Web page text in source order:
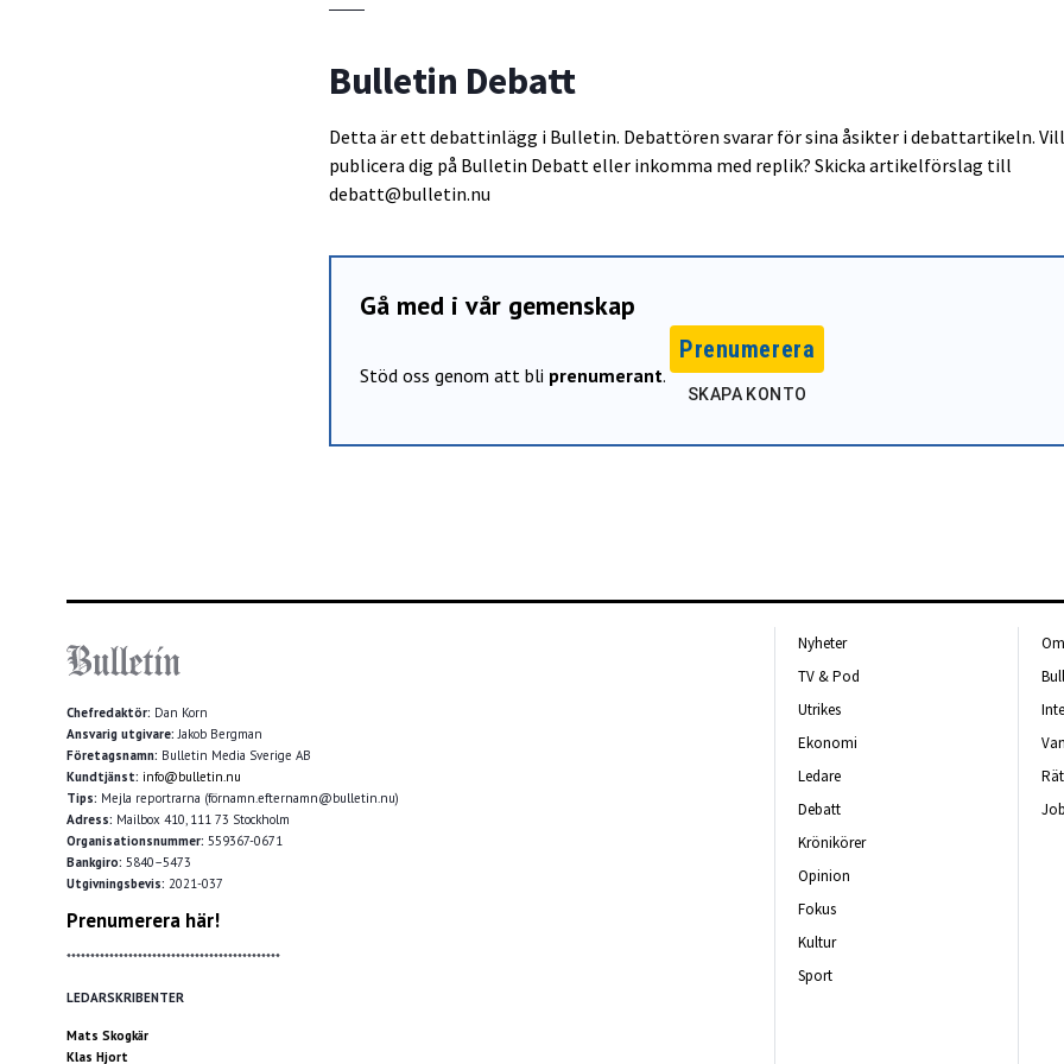
Bulletin Debatt
Detta är ett debattinlägg i Bulletin. Debattören svarar för sina åsikter i debattartikeln.
publicera dig på Bulletin Debatt eller inkomma med replik? Skicka artikelförslag till
debatt@bulletin.nu
Gå med i vår gemenskap
Stöd oss genom att bli prenumerant.
Prenumerera
SKAPA KONTO
Chefredaktör: Dan Korn
Ansvarig utgivare: Jakob Bergman
Företagsnamn: Bulletin Media Sverige AB
Kundtjänst: info@bulletin.nu
Tips: Mejla reportrarna (förnamn.efternamn@bulletin.nu)
Adress: Mailbox 410, 111 73 Stockholm
Organisationsnummer: 559367-0671
Bankgiro: 5840–5473
Utgivningsbevis: 2021-037
Prenumerera här!
*********************************************
LEDARSKRIBENTER
Mats Skogkär
Klas Hjort
Nyheter
TV & Pod
Utrikes
Ekonomi
Ledare
Debatt
Krönikörer
Opinion
Fokus
Kultur
Sport